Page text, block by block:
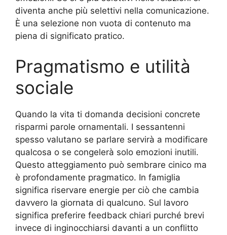
diventa anche più selettivi nella comunicazione.
È una selezione non vuota di contenuto ma
piena di significato pratico.
Pragmatismo e utilità
sociale
Quando la vita ti domanda decisioni concrete
risparmi parole ornamentali. I sessantenni
spesso valutano se parlare servirà a modificare
qualcosa o se congelerà solo emozioni inutili.
Questo atteggiamento può sembrare cinico ma
è profondamente pragmatico. In famiglia
significa riservare energie per ciò che cambia
davvero la giornata di qualcuno. Sul lavoro
significa preferire feedback chiari purché brevi
invece di inginocchiarsi davanti a un conflitto